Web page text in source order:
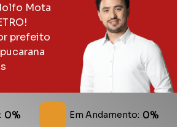
Mota
prefeito
0% Em Andamento: 0%